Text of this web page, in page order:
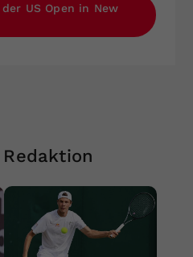
US Open in New